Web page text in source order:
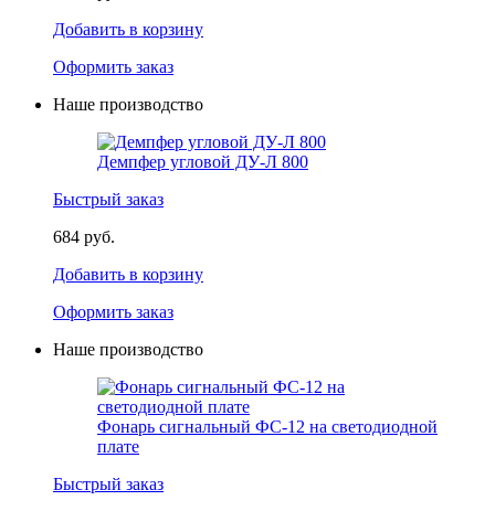
Добавить в корзину
Оформить заказ
Наше производство
Демпфер угловой ДУ-Л 800
Быстрый заказ
684 руб.
Добавить в корзину
Оформить заказ
Наше производство
Фонарь сигнальный ФС-12 на светодиодной
плате
Быстрый заказ